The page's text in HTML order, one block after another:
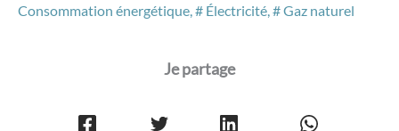
Consommation énergétique, Électricité, Gaz naturel